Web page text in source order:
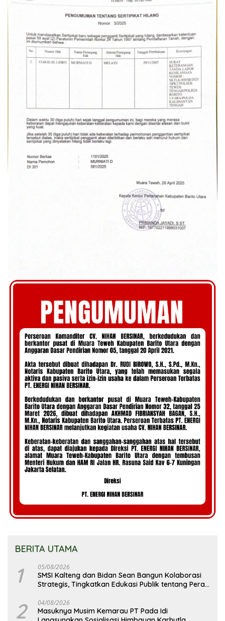
BERITA UTAMA
1 05/08/2026
SMSI Kalteng dan Bidan Sean Bangun Kolaborasi
Strategis, Tingkatkan Edukasi Publik tentang Peran
2 04/08/2026
Masuknya Musim Kemarau PT Pada Idi